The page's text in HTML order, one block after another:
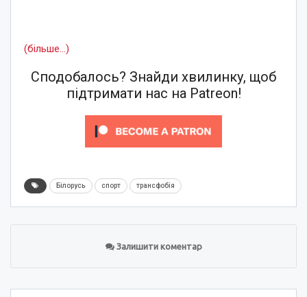
(більше…)
Сподобалось? Знайди хвилинку, щоб
підтримати нас на Patreon!
Білорусь спорт трансфобія
Залишити коментар